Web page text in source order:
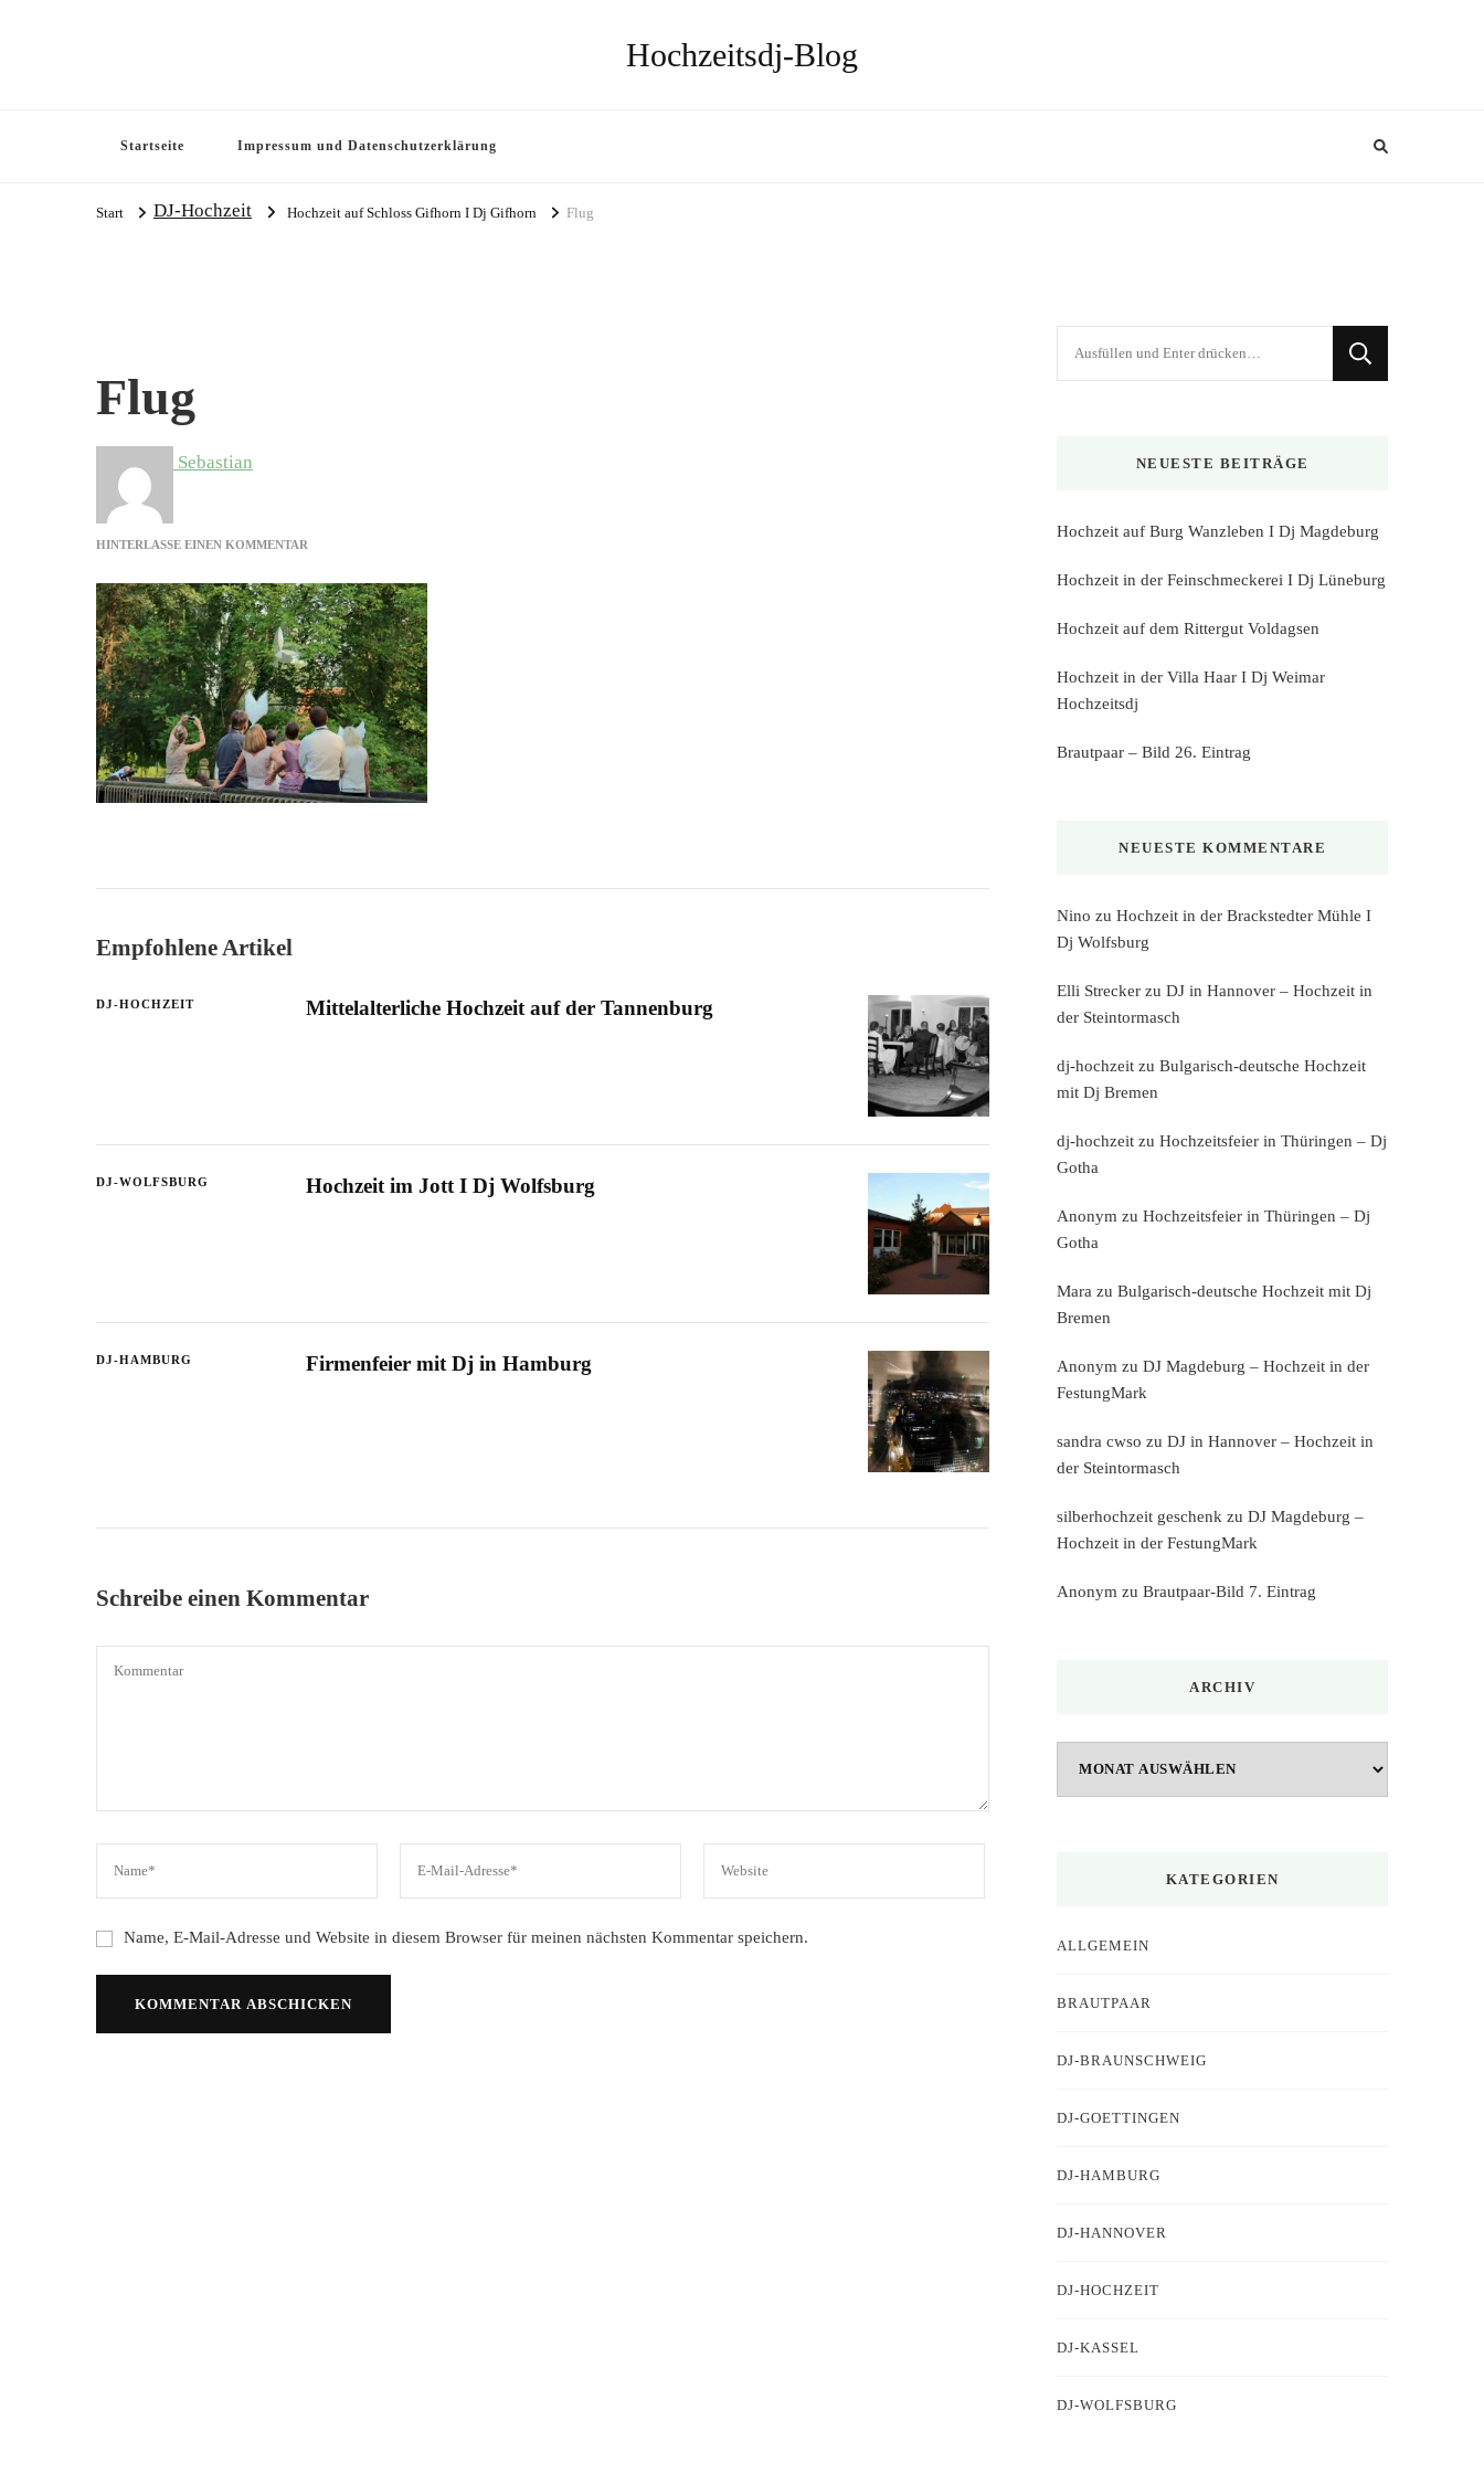
Hochzeitsdj-Blog
Startseite Impressum und Datenschutzerklärung
Start DJ-Hochzeit Hochzeit auf Schloss Gifhorn I Dj Gifhorn Flug
Flug
Sebastian
HINTERLASSE EINEN KOMMENTAR
Empfohlene Artikel
DJ-HOCHZEIT Mittelalterliche Hochzeit auf der Tannenburg
DJ-WOLFSBURG Hochzeit im Jott I Dj Wolfsburg
DJ-HAMBURG Firmenfeier mit Dj in Hamburg
Schreibe einen Kommentar
Name, E-Mail-Adresse und Website in diesem Browser für meinen nächsten Kommentar speichern.
NEUESTE BEITRÄGE
Hochzeit auf Burg Wanzleben I Dj Magdeburg
Hochzeit in der Feinschmeckerei I Dj Lüneburg
Hochzeit auf dem Rittergut Voldagsen
Hochzeit in der Villa Haar I Dj Weimar
Hochzeitsdj
Brautpaar – Bild 26. Eintrag
NEUESTE KOMMENTARE
Nino zu Hochzeit in der Brackstedter Mühle I
Dj Wolfsburg
Elli Strecker zu DJ in Hannover – Hochzeit in
der Steintormasch
dj-hochzeit zu Bulgarisch-deutsche Hochzeit
mit Dj Bremen
dj-hochzeit zu Hochzeitsfeier in Thüringen – Dj
Gotha
Anonym zu Hochzeitsfeier in Thüringen – Dj
Gotha
Mara zu Bulgarisch-deutsche Hochzeit mit Dj
Bremen
Anonym zu DJ Magdeburg – Hochzeit in der
FestungMark
sandra cwso zu DJ in Hannover – Hochzeit in
der Steintormasch
silberhochzeit geschenk zu DJ Magdeburg –
Hochzeit in der FestungMark
Anonym zu Brautpaar-Bild 7. Eintrag
ARCHIV
KATEGORIEN
ALLGEMEIN
BRAUTPAAR
DJ-BRAUNSCHWEIG
DJ-GOETTINGEN
DJ-HAMBURG
DJ-HANNOVER
DJ-HOCHZEIT
DJ-KASSEL
DJ-WOLFSBURG